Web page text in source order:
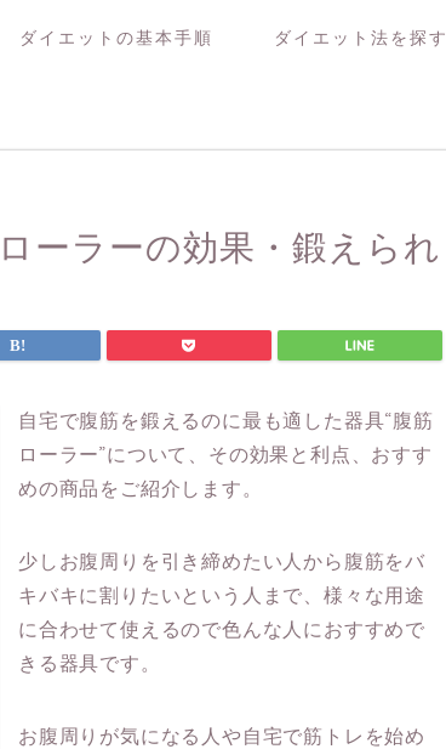
ダイエットの基本手順 ダイエット法を探す
ーラーの効果・鍛えられ
自宅で腹筋を鍛えるのに最も適した器具“腹筋
ローラー”について、その効果と利点、おすす
めの商品をご紹介します。
少しお腹周りを引き締めたい人から腹筋をバ
キバキに割りたいという人まで、様々な用途
に合わせて使えるので色んな人におすすめで
きる器具です。
お腹周りが気になる人や自宅で筋トレを始め